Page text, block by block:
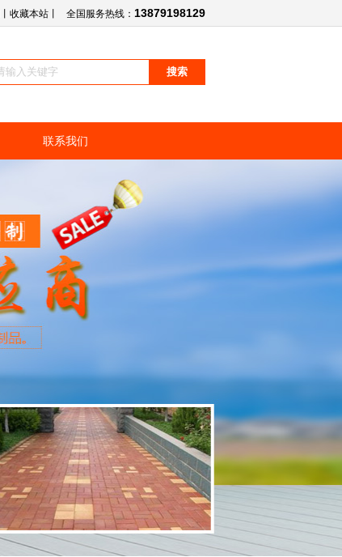
收藏本站丨 全国服务热线： 13879198129
联系我们